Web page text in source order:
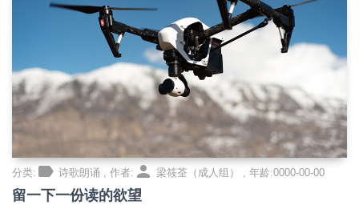
分类: label 诗歌朗诵 , 作者: person 梁筱荃（成人组） , 年龄:0000-00-00
留一下一份读的欲望